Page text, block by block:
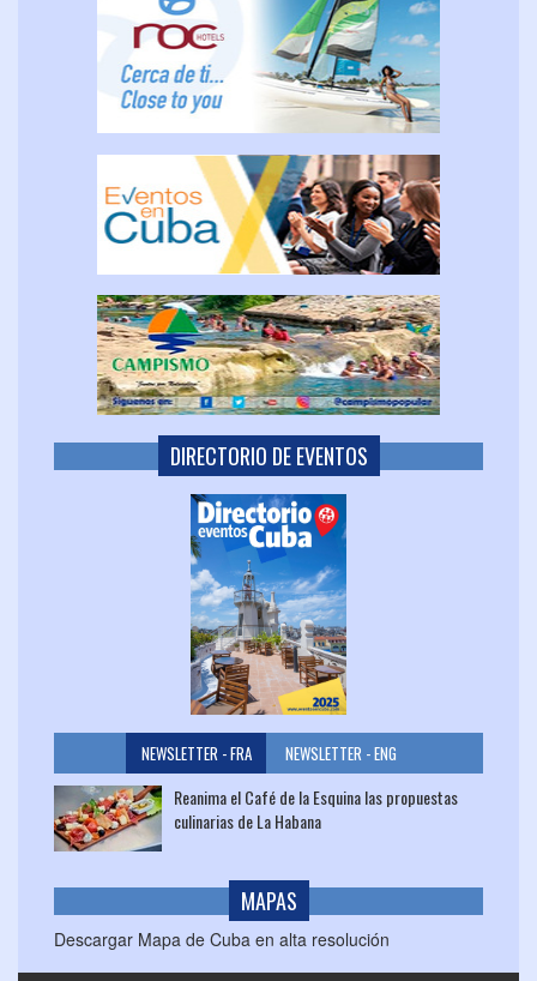
DIRECTORIO DE EVENTOS
NEWSLETTER - FRA NEWSLETTER - ENG
Reanima el Café de la Esquina las propuestas
culinarias de La Habana
MAPAS
Descargar Mapa de Cuba en alta resolución